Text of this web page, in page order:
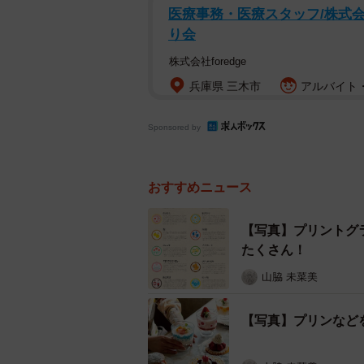
医療事務・医療スタッフ/株式
り会
株式会社foredge
兵庫県 三木市 アルバイト
Sponsored by
おすすめニュース
【写真】プリント
たくさん！
山脇 未菜美
【写真】プリンな